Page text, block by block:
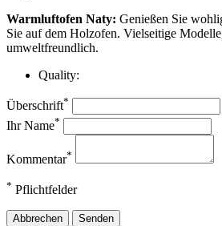
Warmluftofen Naty: Genießen Sie
Sie auf dem Holzofen. Vielseitige
umweltfreundlich.
Quality:
Überschrift*
Ihr Name*
Kommentar*
* Pflichtfelder
Abbrechen Senden